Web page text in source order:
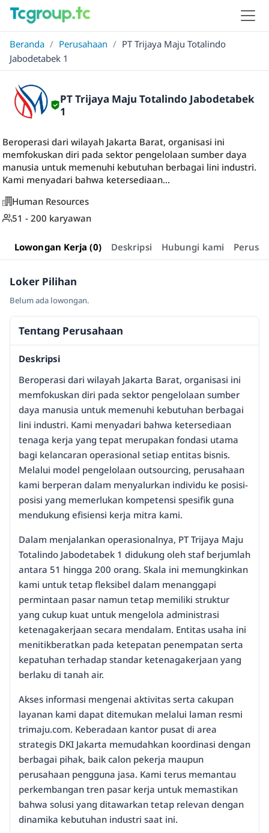
Beranda / Perusahaan / PT Trijaya Maju Totalindo
Jabodetabek 1
PT Trijaya Maju Totalindo Jabodetabek
1
Beroperasi dari wilayah Jakarta Barat, organisasi ini
memfokuskan diri pada sektor pengelolaan sumber daya
manusia untuk memenuhi kebutuhan berbagai lini industri.
Kami menyadari bahwa ketersediaan...
Human Resources
51 - 200 karyawan
Lowongan Kerja (0) Deskripsi Hubungi kami
Loker Pilihan
Belum ada lowongan.
Tentang Perusahaan
Deskripsi
Beroperasi dari wilayah Jakarta Barat, organisasi ini
memfokuskan diri pada sektor pengelolaan sumber
daya manusia untuk memenuhi kebutuhan berbagai
lini industri. Kami menyadari bahwa ketersediaan
tenaga kerja yang tepat merupakan fondasi utama
bagi kelancaran operasional setiap entitas bisnis.
Melalui model pengelolaan outsourcing, perusahaan
kami berperan dalam menyalurkan individu ke posisi-
posisi yang memerlukan kompetensi spesifik guna
mendukung efisiensi kerja mitra kami.
Dalam menjalankan operasionalnya, PT Trijaya Maju
Totalindo Jabodetabek 1 didukung oleh staf berjumlah
antara 51 hingga 200 orang. Skala ini memungkinkan
kami untuk tetap fleksibel dalam menanggapi
permintaan pasar namun tetap memiliki struktur
yang cukup kuat untuk mengelola administrasi
ketenagakerjaan secara mendalam. Entitas usaha ini
menitikberatkan pada ketepatan penempatan serta
kepatuhan terhadap standar ketenagakerjaan yang
berlaku di tanah air.
Akses informasi mengenai aktivitas serta cakupan
layanan kami dapat ditemukan melalui laman resmi
trimaju.com. Keberadaan kantor pusat di area
strategis DKI Jakarta memudahkan koordinasi dengan
berbagai pihak, baik calon pekerja maupun
perusahaan pengguna jasa. Kami terus memantau
perkembangan tren pasar kerja untuk memastikan
bahwa solusi yang ditawarkan tetap relevan dengan
dinamika kebutuhan industri saat ini.